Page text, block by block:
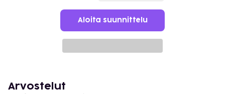
Aloita suunnittelu
Arvostelut